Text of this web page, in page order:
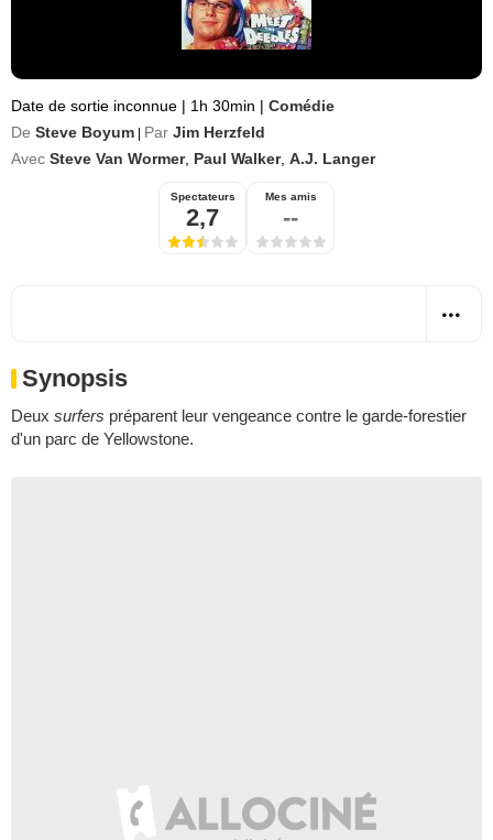
Date de sortie inconnue | 1h 30min | Comédie
De Steve Boyum Par Jim Herzfeld
Avec Steve Van Wormer, Paul Walker, A.J. Langer
Spectateurs
2,7
Mes amis
--
Synopsis
Deux surfers préparent leur vengeance contre le garde-forestier
d'un parc de Yellowstone.